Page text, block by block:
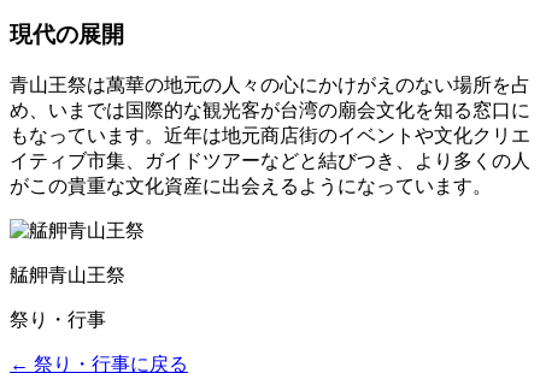
現代の展開
青山王祭は萬華の地元の人々の心にかけがえのない場所を占
め、いまでは国際的な観光客が台湾の廟会文化を知る窓口に
もなっています。近年は地元商店街のイベントや文化クリエ
イティブ市集、ガイドツアーなどと結びつき、より多くの人
がこの貴重な文化資産に出会えるようになっています。
艋舺青山王祭
祭り・行事
← 祭り・行事に戻る